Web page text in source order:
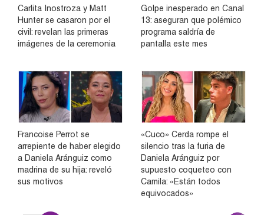
Carlita Inostroza y Matt
Hunter se casaron por el
civil: revelan las primeras
imágenes de la ceremonia
Golpe inesperado en Canal
13: aseguran que polémico
programa saldría de
pantalla este mes
Francoise Perrot se
arrepiente de haber elegido
a Daniela Aránguiz como
madrina de su hija: reveló
sus motivos
«Cuco» Cerda rompe el
silencio tras la furia de
Daniela Aránguiz por
supuesto coqueteo con
Camila: «Están todos
equivocados»